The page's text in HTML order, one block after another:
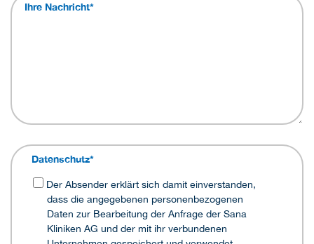
Ihre Nachricht*
Datenschutz*
dass die angegebenen personenbezogenen
Daten zur Bearbeitung der Anfrage der Sana
Kliniken AG und der mit ihr verbundenen